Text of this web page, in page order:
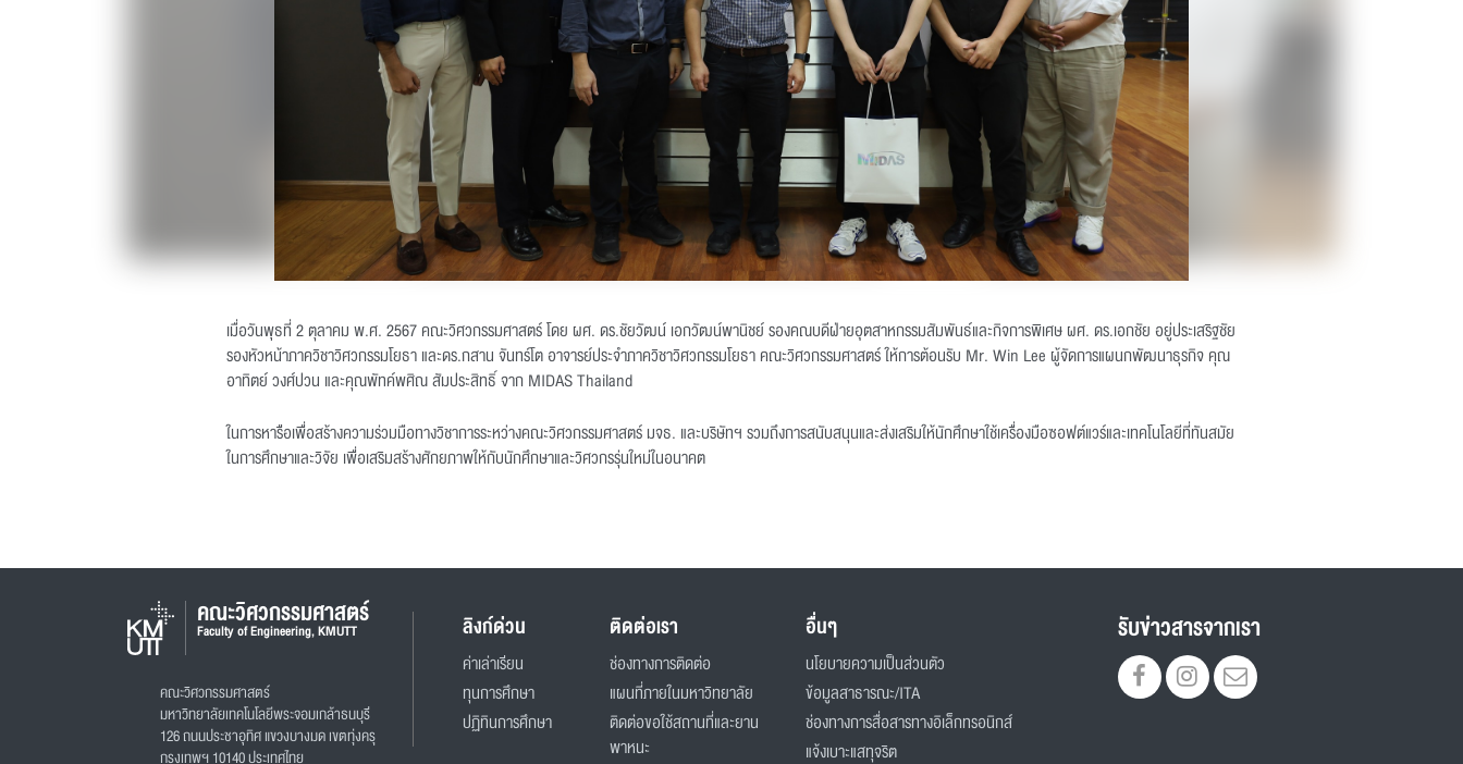
เมื่อวันพุธที่ 2 ตุลาคม พ.ศ. 2567 คณะวิศวกรรมศาสตร์ โดย ผศ. ดร.ชัยวัฒน์ เอกวัฒน์พานิชย์ รองคณบดีฝ่ายอุตสาหกรรมสัมพันธ์และกิจการพิเศษ ผศ. ดร.เอกชัย อยู่ประเสริฐชัย
รองหัวหน้าภาควิชาวิศวกรรมโยธา และดร.กสาน จันทร์โต อาจารย์ประจำภาควิชาวิศวกรรมโยธา คณะวิศวกรรมศาสตร์ ให้การต้อนรับ Mr. Win Lee ผู้จัดการแผนกพัฒนาธุรกิจ คุณ
อาทิตย์ วงศ์ปวน และคุณพัทค์พศิณ สัมประสิทธิ์ จาก MIDAS Thailand
ในการหารือเพื่อสร้างความร่วมมือทางวิชาการระหว่างคณะวิศวกรรมศาสตร์ มจธ. และบริษัทฯ รวมถึงการสนับสนุนและส่งเสริมให้นักศึกษาใช้เครื่องมือซอฟต์แวร์และเทคโนโลยีที่ทันสมัย
ในการศึกษาและวิจัย เพื่อเสริมสร้างศักยภาพให้กับนักศึกษาและวิศวกรรุ่นใหม่ในอนาคต
คณะวิศวกรรมศาสตร์
Faculty of Engineering, KMUTT
คณะวิศวกรรมศาสตร์
มหาวิทยาลัยเทคโนโลยีพระจอมเกล้าธนบุรี
126 ถนนประชาอุทิศ แขวงบางมด เขตทุ่งครุ
กรุงเทพฯ 10140 ประเทศไทย
ลิงก์ด่วน
ค่าเล่าเรียน
ทุนการศึกษา
ปฏิทินการศึกษา
ติดต่อเรา
ช่องทางการติดต่อ
แผนที่ภายในมหาวิทยาลัย
ติดต่อขอใช้สถานที่และยาน
พาหนะ
อื่นๆ
นโยบายความเป็นส่วนตัว
ข้อมูลสาธารณะ/ITA
ช่องทางการสื่อสารทางอิเล็กทรอนิกส์
แจ้งเบาะแสทุจริต
รับข่าวสารจากเรา